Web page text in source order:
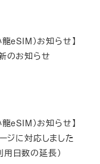
eSIM）お知らせ】
のお知らせ
eSIM）お知らせ】
ジに対応しました
用日数の延長）